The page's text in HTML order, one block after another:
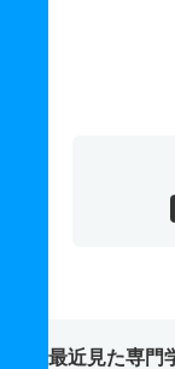
最近見た専門